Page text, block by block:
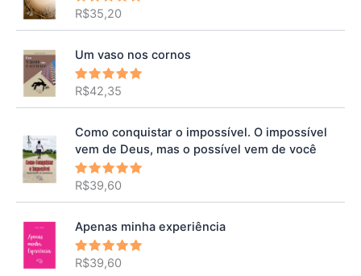
Avaliação
de 5
R$35,20
Um vaso nos cornos
Avaliação
de 5
R$42,35
Como conquistar o impossível. O impossível
vem de Deus, mas o possível vem de você
Avaliação
de 5
R$39,60
Apenas minha experiência
Avaliação
de 5
R$39,60